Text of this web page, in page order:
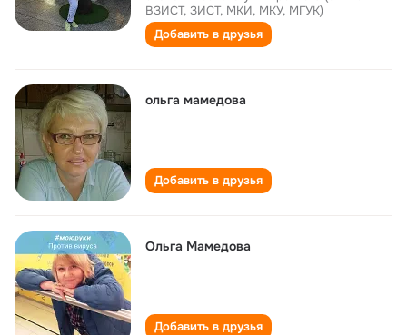
ВЗИСТ, ЗИСТ, МКИ, МКУ, МГУК)
Добавить в друзья
ольга мамедова
Добавить в друзья
Ольга Мамедова
Добавить в друзья